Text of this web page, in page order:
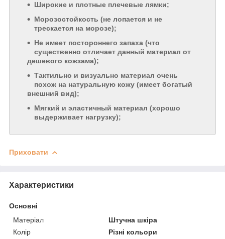
Широкие и плотные плечевые лямки;
Морозостойкость (не лопается и не
трескается на морозе);
Не имеет постороннего запаха (что
существенно отличает данный материал от
дешевого кожзама);
Тактильно и визуально материал очень
похож на натуральную кожу (имеет богатый
внешний вид);
Мягкий и эластичный материал (хорошо
выдерживает нагрузку);
Приховати
Характеристики
Основні
Матеріал
Штучна шкіра
Колір
Різні кольори